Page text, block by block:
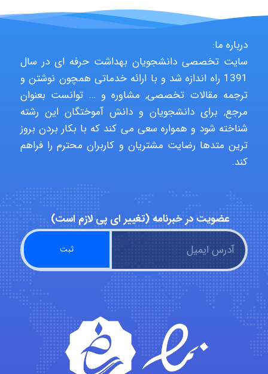
Arshiaaihsra
ABOALFZAL ZAREI
nima5534
arman.m
Hasan haghparast
shbnm72
درباره ما:
سایت تخصصی دانشجویان بهداشت حرفه ای در سال
1391 راه اندازه شد و با ارائه خدماتی همچون نوشتن و
ترجمه مقالات تخصصی, مشاوره و … توانست بعنوان
مرجع, برای دانشجویان و دانش آموختگان این رشته
شناخته شود و همواره سعی می کند که با بکار بردن بروز
ترین متدها رضایت مشتریان و کاربران محترم را فراهم
کند.
عضویت در خبرنامه (تغییر ای پی لازم است)